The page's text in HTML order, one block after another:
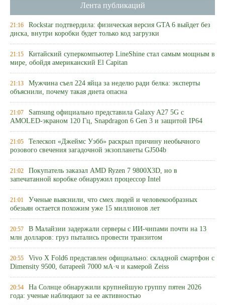
Лента публикаций
21:16 Rockstar подтвердила: физическая версия GTA 6 выйдет без
диска, внутри коробки будет только код загрузки
21:15 Китайский суперкомпьютер LineShine стал самым мощным в
мире, обойдя американский El Capitan
21:13 Мужчина съел 224 яйца за неделю ради белка: эксперты
объяснили, почему такая диета опасна
21:07 Samsung официально представила Galaxy A27 5G с
AMOLED-экраном 120 Гц, Snapdragon 6 Gen 3 и защитой IP64
21:05 Телескоп «Джеймс Уэбб» раскрыл причину необычного
розового свечения загадочной экзопланеты GJ504b
21:02 Покупатель заказал AMD Ryzen 7 9800X3D, но в
запечатанной коробке обнаружил процессор Intel
21:01 Ученые выяснили, что смех людей и человекообразных
обезьян остается похожим уже 15 миллионов лет
20:57 В Малайзии задержали серверы с ИИ-чипами почти на 13
млн долларов: груз пытались провести транзитом
20:55 Vivo X Fold6 представлен официально: складной смартфон с
Dimensity 9500, батареей 7000 мА·ч и камерой Zeiss
20:54 На Солнце обнаружили крупнейшую группу пятен 2026
года: ученые наблюдают за ее активностью